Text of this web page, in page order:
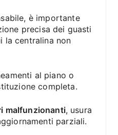
è importante
precisa dei guasti
la centralina non
al piano o
completa.
malfunzionanti, usura
parziali.